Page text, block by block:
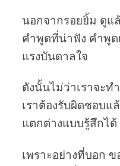
นอกจากรอยยิ้ม ดูแ
คำพูดที่น่าฟัง คำพูด
แรงบันดาลใจ
ดังนั้นไม่ว่าเราจะ
เราต้องรับผิดชอบแ
แตกต่างแบบรู้สึกได้
เพราะอย่างที่บอก